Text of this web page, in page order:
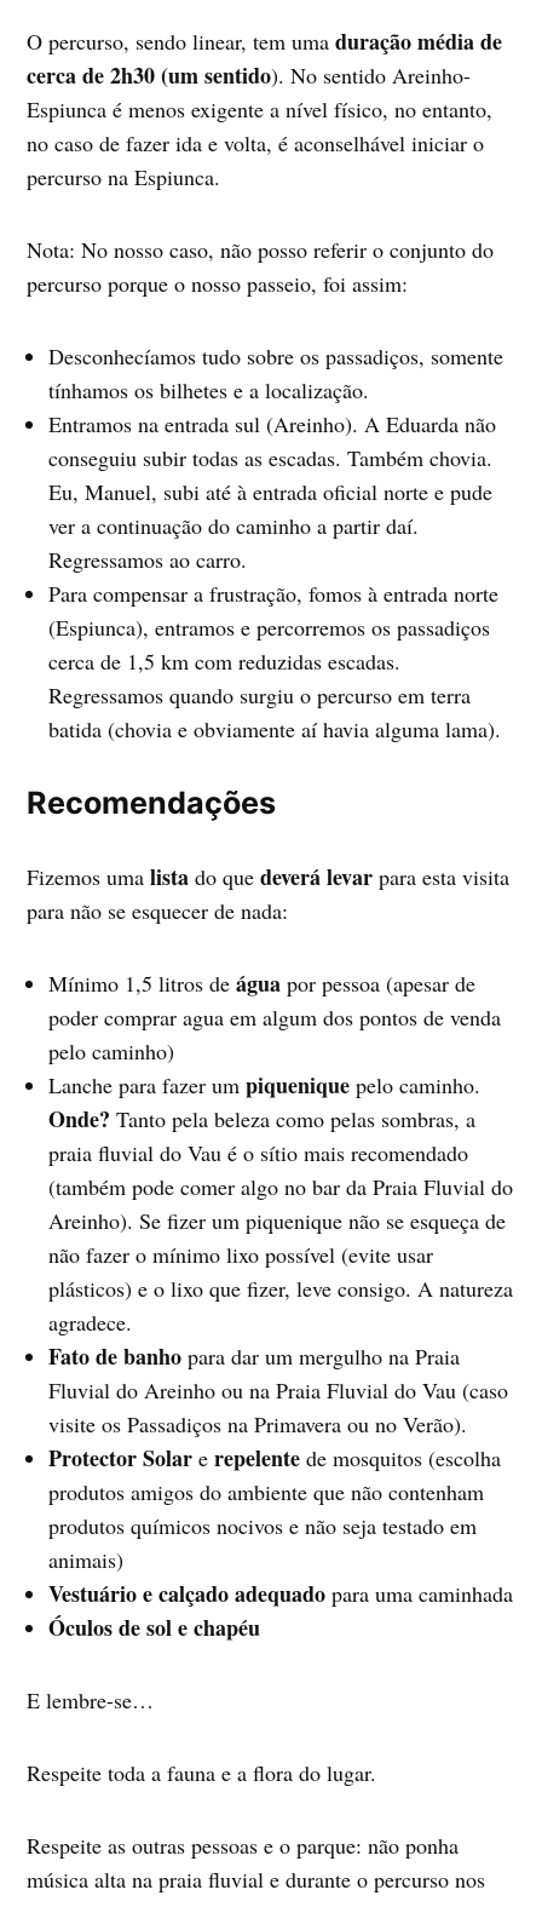
O percurso, sendo linear, tem umaduração média de
cerca de 2h30 (um sentido). No sentido Areinho-
Espiunca é menos exigente a nível físico, no entanto,
no caso de fazer ida e volta, é aconselhável iniciar o
percurso na Espiunca.
Nota: No nosso caso, não posso referir o conjunto do
percurso porque o nosso passeio, foi assim:
Desconhecíamos tudo sobre os passadiços, somente
tínhamos os bilhetes e a localização.
Entramos na entrada sul (Areinho). A Eduarda não
conseguiu subir todas as escadas. Também chovia.
Eu, Manuel, subi até à entrada oficial norte e pude
ver a continuação do caminho a partir daí.
Regressamos ao carro.
Para compensar a frustração, fomos à entrada norte
(Espiunca), entramos e percorremos os passadiços
cerca de 1,5 km com reduzidas escadas.
Regressamos quando surgiu o percurso em terra
batida (chovia e obviamente aí havia alguma lama).
Recomendações
Fizemos umalista do quedeverá levar para esta visita
para não se esquecer de nada:
Mínimo 1,5 litros deágua por pessoa (apesar de
poder comprar agua em algum dos pontos de venda
pelo caminho)
Lanche para fazer umpiqueniquepelo caminho.
Onde?Tanto pela beleza como pelas sombras, a
praia fluvial do Vau é o sítio mais recomendado
(também pode comer algo no bar da Praia Fluvial do
Areinho). Se fizer um piquenique não se esqueça de
não fazer o mínimo lixo possível (evite usar
plásticos) e o lixo que fizer, leve consigo. A natureza
agradece.
Fato de banho para dar um mergulho na Praia
Fluvial do Areinho ou na Praia Fluvial do Vau (caso
visite os Passadiços na Primavera ou no Verão).
Protector Solar erepelente de mosquitos (escolha
produtos amigos do ambiente que não contenham
produtos químicos nocivos e não seja testado em
animais)
Vestuário e calçado adequado para uma caminhada
Óculos de sol e chapéu
E lembre-se…
Respeite toda a fauna e a flora do lugar.
Respeite as outras pessoas e o parque: não ponha
música alta na praia fluvial e durante o percurso nos